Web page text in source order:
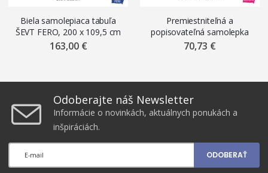
Biela samolepiaca tabuľa
ŠEVT FERO, 200 x 109,5 cm
(vnútro tabule), s notovou
osnovou
163,00 €
Premiestniteľná a
popisovateľná samolepka
ŠEVT NANO write, 99,5 x
109,5 cm, s mriežkou
70,73 €
Odoberajte náš Newsletter
Informácie o novinkách, aktuálnych ponukách a
inšpiráciách.
ODOBERAŤ